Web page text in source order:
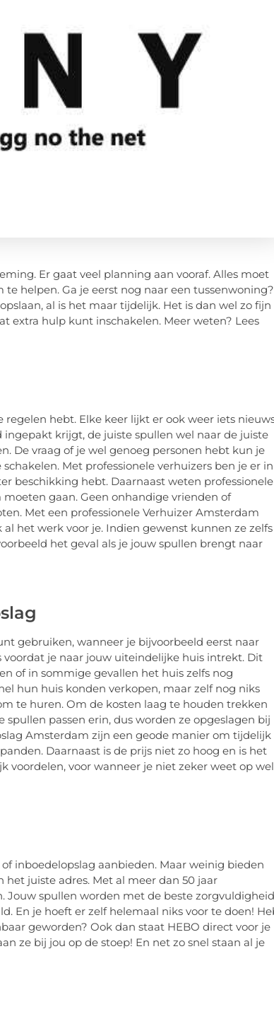
Er gaat veel planning aan vooraf. Alles moet
helpen. Ga je eerst nog naar een tussenwoning?
al is het maar tijdelijk. Het is dan wel zo fijn
extra hulp kunt inschakelen. Meer weten? Lees
hebt. Elke keer lijkt er ook weer iets
krijgt, de juiste spullen wel naar de juiste
De vraag of je wel genoeg personen hebt kun je
Met professionele verhuizers ben je er in
beschikking hebt. Daarnaast weten professionele
gaan. Geen onhandige vrienden of
Met een professionele Verhuizer Amsterdam
het werk voor je. Indien gewenst kunnen ze zelfs
het geval als je jouw spullen brengt naar
gebruiken, wanneer je bijvoorbeeld eerst naar
je naar jouw uiteindelijke huis intrekt. Dit
of in sommige gevallen het huis zelfs nog
hun huis konden verkopen, maar zelf nog niks
te huren. Om de kosten laag te houden trekken
passen erin, dus worden ze opgeslagen bij
Amsterdam zijn een geode manier om tijdelijk
Daarnaast is de prijs niet zo hoog en is het
voordelen, voor wanneer je niet zeker weet op
inboedelopslag aanbieden. Maar weinig bieden
het juiste adres. Met al meer dan 50 jaar
Jouw spullen worden met de beste zorgvuldigheid
En je hoeft er zelf helemaal niks voor te doen!
geworden? Ook dan staat HEBO direct voor je
ze bij jou op de stoep! En net zo snel staan al je